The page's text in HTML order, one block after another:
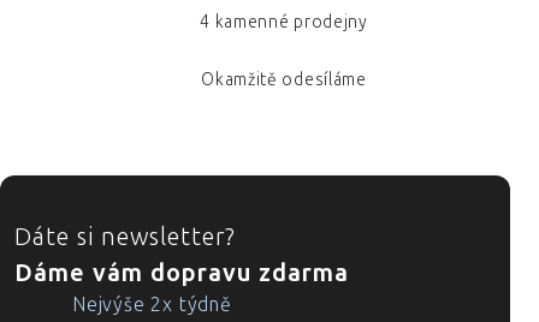
4 kamenné prodejny
Okamžitě odesíláme
ZÁPATÍ
Dáte si newsletter?
Dáme vám dopravu zdarma
Nejvýše 2x týdně